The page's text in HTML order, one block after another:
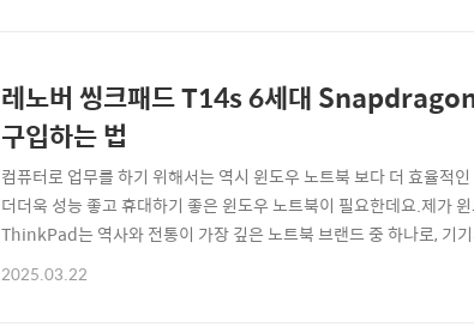
레노버 씽크패드 T14s 6세대
구입하는 법
컴퓨터로 업무를 하기 위해서는 역시 윈도우 노트북 보다 더 효율적
더더욱 성능 좋고 휴대하기 좋은 윈도우 노트북이 필요한데요.제가
ThinkPad는 역사와 전통이 가장 깊은 노트북 브랜드 중 하나로, 기
죠.레노버 씽크패드 T14s 6세대 퀄컴 Snapdraon X (스냅드래곤 X)
2025.03.22